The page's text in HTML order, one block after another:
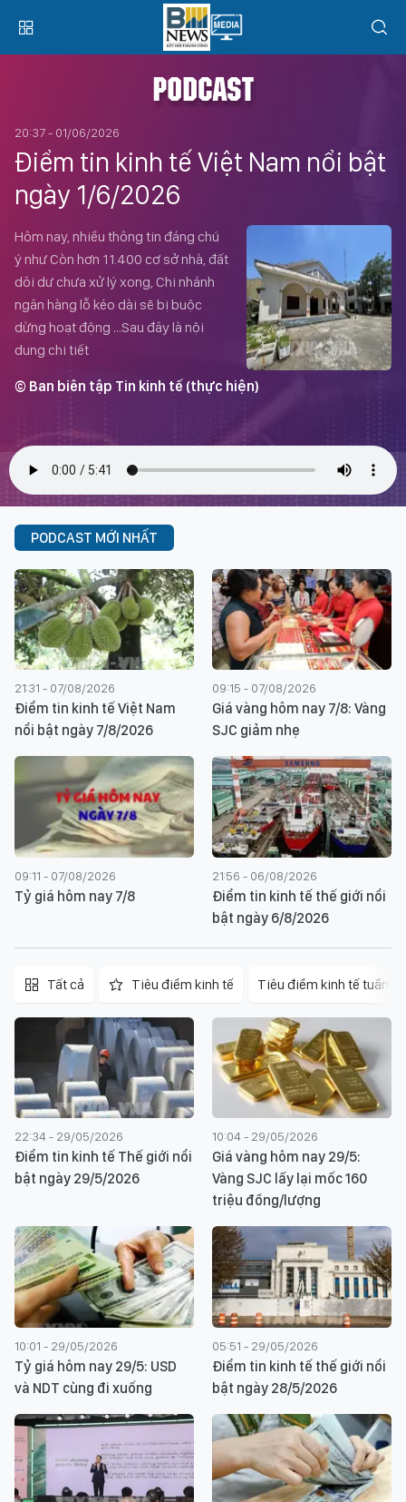
PODCAST
20:37 - 01/06/2026
Điểm tin kinh tế Việt Nam nổi bật
ngày 1/6/2026
Hôm nay, nhiều thông tin đáng chú
ý như Còn hơn 11.400 cơ sở nhà, đất
dôi dư chưa xử lý xong, Chi nhánh
ngân hàng lỗ kéo dài sẽ bị buộc
dừng hoạt động …Sau đây là nội
dung chi tiết
© Ban biên tập Tin kinh tế (thực hiện)
PODCAST MỚI NHẤT
21:31 - 07/08/2026
Điểm tin kinh tế Việt Nam
nổi bật ngày 7/8/2026
09:15 - 07/08/2026
Giá vàng hôm nay 7/8: Vàng
SJC giảm nhẹ
09:11 - 07/08/2026
Tỷ giá hôm nay 7/8
21:56 - 06/08/2026
Điểm tin kinh tế thế giới nổi
bật ngày 6/8/2026
Tất cả Tiêu điểm kinh tế Tiêu điểm kinh tế tuần
22:34 - 29/05/2026
Điểm tin kinh tế Thế giới nổi
bật ngày 29/5/2026
10:04 - 29/05/2026
Giá vàng hôm nay 29/5:
Vàng SJC lấy lại mốc 160
triệu đồng/lượng
10:01 - 29/05/2026
Tỷ giá hôm nay 29/5: USD
và NDT cùng đi xuống
05:51 - 29/05/2026
Điểm tin kinh tế thế giới nổi
bật ngày 28/5/2026